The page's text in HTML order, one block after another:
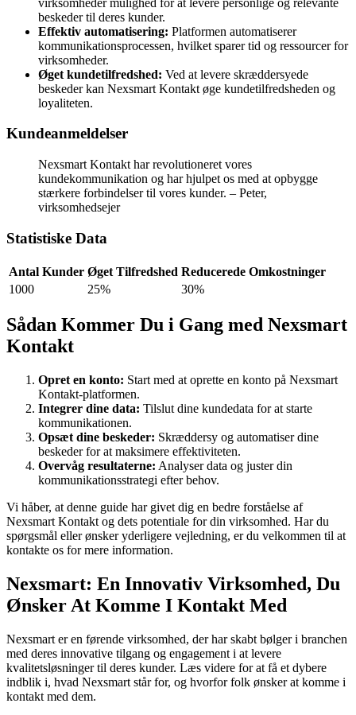
beskeder til deres kunder.
Effektiv automatisering: Platformen automatiserer
kommunikationsprocessen, hvilket sparer tid og ressourcer for
virksomheder.
Øget kundetilfredshed: Ved at levere skræddersyede
beskeder kan Nexsmart Kontakt øge kundetilfredsheden og
loyaliteten.
Kundeanmeldelser
Nexsmart Kontakt har revolutioneret vores
kundekommunikation og har hjulpet os med at opbygge
stærkere forbindelser til vores kunder. – Peter,
virksomhedsejer
Statistiske Data
Antal Kunder Øget Tilfredshed Reducerede Omkostninger
1000
25% 30%
Sådan Kommer Du i Gang med Nexsmart
Kontakt
Opret en konto: Start med at oprette en konto på Nexsmart
Kontakt-platformen.
Integrer dine data: Tilslut dine kundedata for at starte
kommunikationen.
Opsæt dine beskeder: Skræddersy og automatiser dine
beskeder for at maksimere effektiviteten.
Overvåg resultaterne: Analyser data og juster din
kommunikationsstrategi efter behov.
Vi håber, at denne guide har givet dig en bedre forståelse af
Nexsmart Kontakt og dets potentiale for din virksomhed. Har du
spørgsmål eller ønsker yderligere vejledning, er du velkommen til at
kontakte os for mere information.
Nexsmart: En Innovativ Virksomhed, Du
Ønsker At Komme I Kontakt Med
Nexsmart er en førende virksomhed, der har skabt bølger i branchen
med deres innovative tilgang og engagement i at levere
kvalitetsløsninger til deres kunder. Læs videre for at få et dybere
indblik i, hvad Nexsmart står for, og hvorfor folk ønsker at komme i
kontakt med dem.